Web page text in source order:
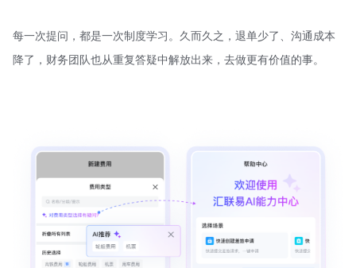
每一次提问，都是一次制度学习。久而久之，退单少了、沟通成本
降了，财务团队也从重复答疑中解放出来，去做更有价值的事。